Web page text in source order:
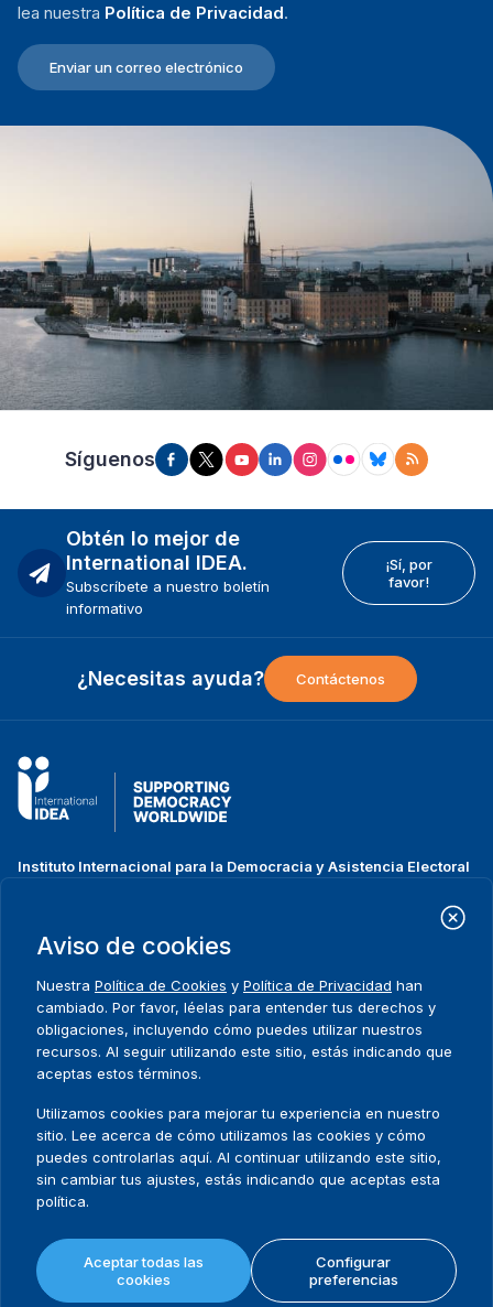
lea nuestra Política de Privacidad.
Enviar un correo electrónico
Síguenos
Obtén lo mejor de
International IDEA.
Subscríbete a nuestro boletín
informativo
¡Sí, por
favor!
¿Necesitas ayuda? Contáctenos
Instituto Internacional para la Democracia y Asistencia Electoral
Strömsborgsbron 1
SE-103 34 Estocolmo
+46 8 698 37 00
Footer
menu
Inicio
Sobre nosotros
Dónde trabajamos
Publicaciones
Datos y herramientas
Projectos
Prensa
Contact
Release Agreement Form
Términos y condiciones
Política de privacidad
Mapa del sitio
Aviso de cookies
Nuestra Política de Cookies y Política de Privacidad han
cambiado. Por favor, léelas para entender tus derechos y
obligaciones, incluyendo cómo puedes utilizar nuestros
recursos. Al seguir utilizando este sitio, estás indicando que
aceptas estos términos.
Utilizamos cookies para mejorar tu experiencia en nuestro
sitio. Lee acerca de cómo utilizamos las cookies y cómo
puedes controlarlas aquí. Al continuar utilizando este sitio,
sin cambiar tus ajustes, estás indicando que aceptas esta
política.
Aceptar todas las
cookies
Configurar
preferencias